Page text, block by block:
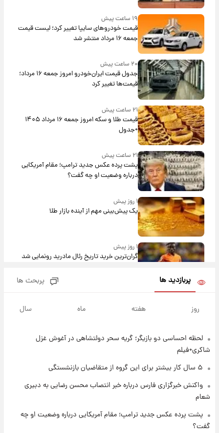
۱۹ ساعت پیش
قیمت خودروهای سایپا تغییر کرد؛ لیست قیمت
جمعه ۱۶ مرداد منتشر شد
۲۰ ساعت پیش
جدول قیمت ایران‌خودرو امروز جمعه ۱۶ مرداد؛
قیمت‌ها تغییر کرد
۲۱ ساعت پیش
قیمت طلا و سکه امروز جمعه ۱۶ مرداد ۱۴۰۵
+جدول
۲۱ ساعت پیش
پشت پرده عکس جدید ترامپ؛ مقام آمریکایی
درباره وضعیت او چه گفت؟
۱ روز پیش
یک پیش‌بینی مهم از آینده بازار طلا
۱ روز پیش
گران‌ترین خرید تاریخ رئال مادرید رونمایی شد
روزها پربارش‌تر خواهند بود؟
۱ روز پیش
۱ روز پیش
پربازدید ها پربحث ها
روز هفته ماه سال
لحظه احساسی دو بازیگر؛ گریه سحر دولتشاهی در آغوش غزل
شاکری+فیلم
۵ سال کار بیشتر برای این گروه از متقاضیان بازنشستگی
واکنش خبرگزاری فارس درباره خبر انتصاب محسن رضایی به دبیری
شعام
پشت پرده عکس جدید ترامپ؛ مقام آمریکایی درباره وضعیت او چه
گفت؟